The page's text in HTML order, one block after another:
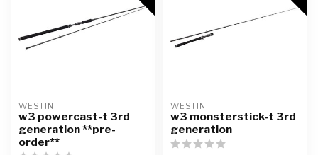
WESTIN
w3 powercast-t 3rd
generation **pre-
order**
WESTIN
w3 monsterstick-t 3rd
generation